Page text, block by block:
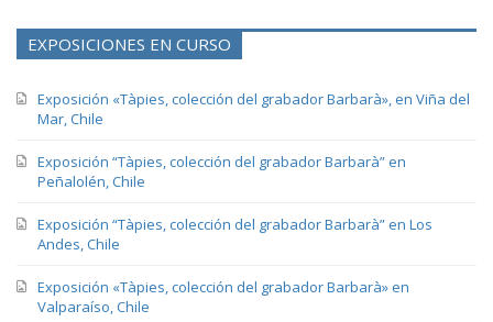
EXPOSICIONES EN CURSO
Exposición «Tàpies, colección del grabador Barbarà», en Viña del
Mar, Chile
Exposición “Tàpies, colección del grabador Barbarà” en
Peñalolén, Chile
Exposición “Tàpies, colección del grabador Barbarà” en Los
Andes, Chile
Exposición «Tàpies, colección del grabador Barbarà» en
Valparaíso, Chile